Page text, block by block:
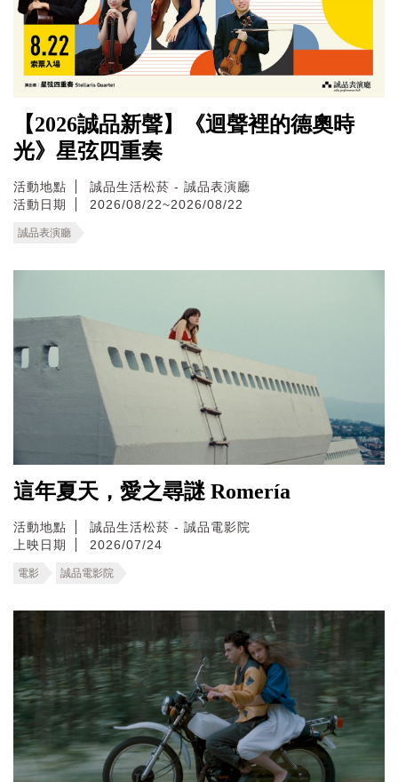
【2026誠品新聲】《迴聲裡的德奧時
光》星弦四重奏
活動地點
誠品生活松菸 - 誠品表演廳
活動日期
2026/08/22~2026/08/22
誠品表演廳
這年夏天，愛之尋謎 Romería
活動地點
誠品生活松菸 - 誠品電影院
上映日期
2026/07/24
電影 誠品電影院